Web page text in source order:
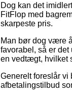
Dog kan det
FitFlop med
skarpeste pris.
Man bør dog være
favorabel, så er
en vedtægt, hvilket
Generelt foreslår vi
afbetalingstilbud